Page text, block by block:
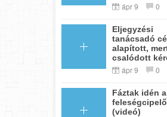
ápr 9 0
Eljegyzési
tanácsadó
alapított,
csalódott
ápr 9 0
Fáztak idén
(videó)